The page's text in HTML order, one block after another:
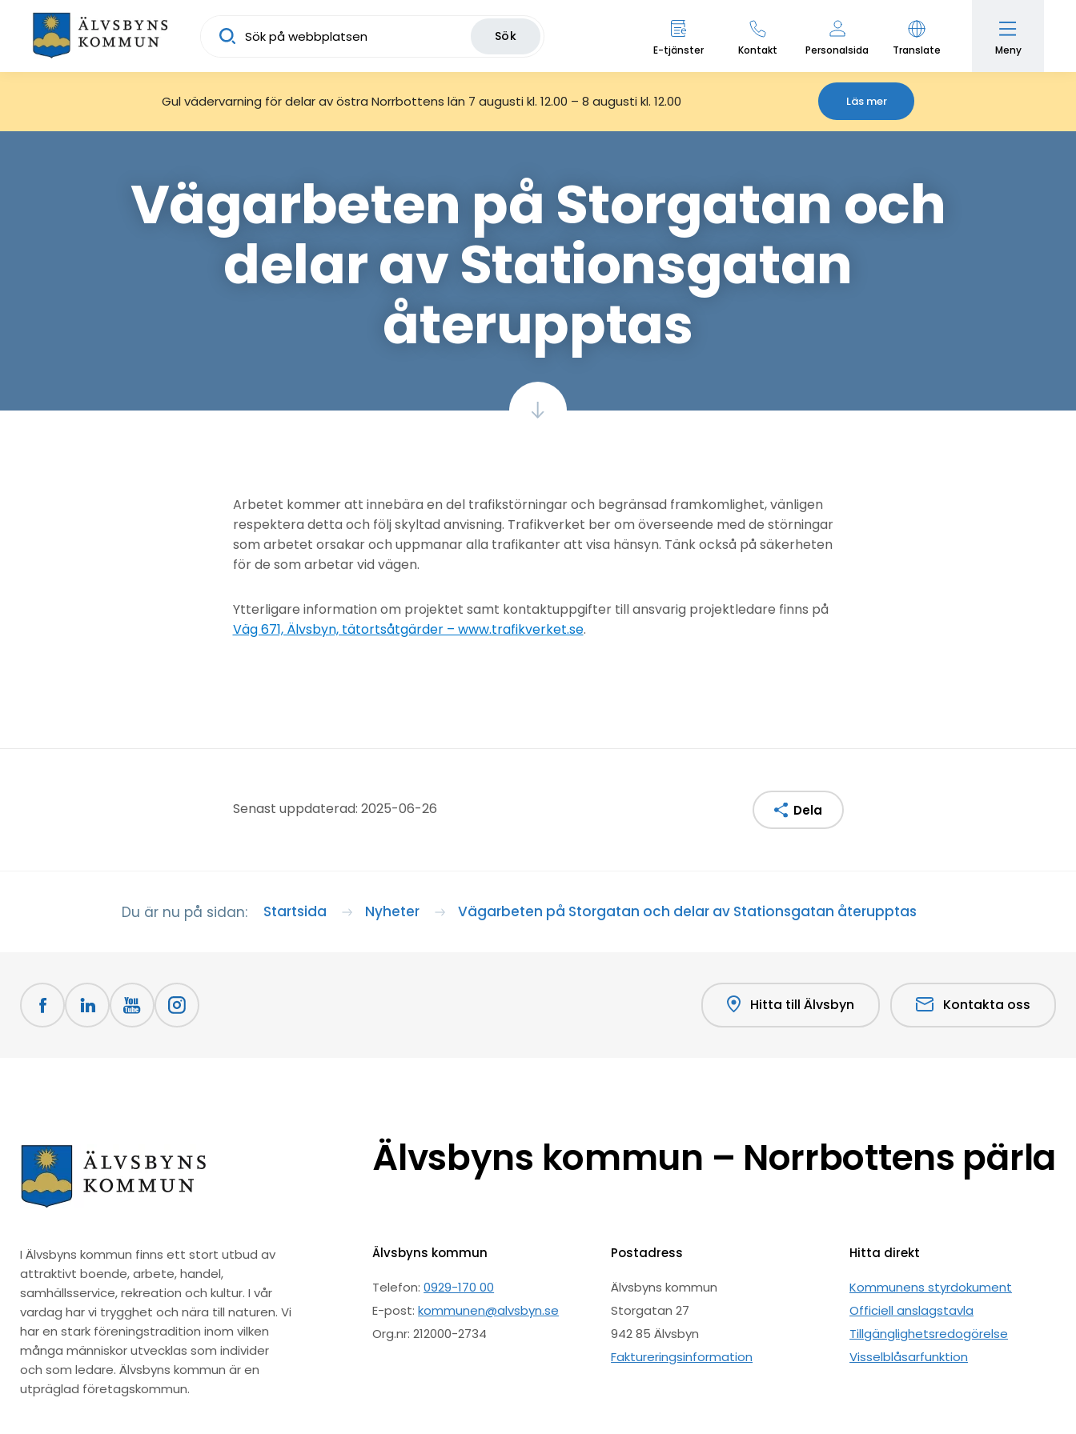
Sök
E-tjänster Kontakt Personalsida Translate Meny
Gul vädervarning för delar av östra Norrbottens län 7 augusti kl. 12.00 – 8 augusti kl. 12.00 Läs mer
Vägarbeten på Storgatan och
delar av Stationsgatan
återupptas
Arbetet kommer att innebära en del trafikstörningar och begränsad framkomlighet, vänligen
respektera detta och följ skyltad anvisning. Trafikverket ber om överseende med de störningar
som arbetet orsakar och uppmanar alla trafikanter att visa hänsyn. Tänk också på säkerheten
för de som arbetar vid vägen.
Ytterligare information om projektet samt kontaktuppgifter till ansvarig projektledare finns på
Väg 671, Älvsbyn, tätortsåtgärder – www.trafikverket.se.
Senast uppdaterad: 2025-06-26 Dela
Du är nu på sidan: Startsida Nyheter Vägarbeten på Storgatan och delar av Stationsgatan återupptas
Hitta till Älvsbyn Kontakta oss
I Älvsbyns kommun finns ett stort utbud av
attraktivt boende, arbete, handel,
samhällsservice, rekreation och kultur. I vår
vardag har vi trygghet och nära till naturen. Vi
har en stark föreningstradition inom vilken
många människor utvecklas som individer
och som ledare. Älvsbyns kommun är en
utpräglad företagskommun.
Älvsbyns kommun – Norrbottens pärla
Älvsbyns kommun
Telefon:0929-170 00
E-post:kommunen@alvsbyn.se
Org.nr: 212000-2734
Postadress
Älvsbyns kommun
Storgatan 27
942 85 Älvsbyn
Faktureringsinformation
Hitta direkt
Kommunens styrdokument
Officiell anslagstavla
Tillgänglighetsredogörelse
Visselblåsarfunktion